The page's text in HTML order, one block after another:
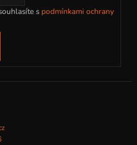
s podmínkami ochrany